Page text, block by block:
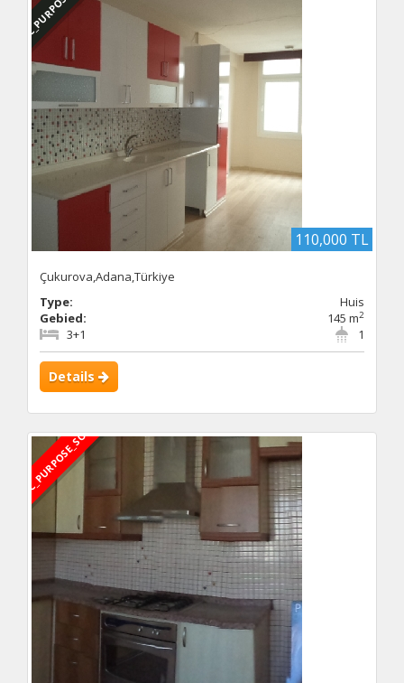
110,000 TL
Çukurova,Adana,Türkiye
Type:
Huis
Gebied:
145 m2
1
3+1
Details
DBC_PURPOSE_SOLD